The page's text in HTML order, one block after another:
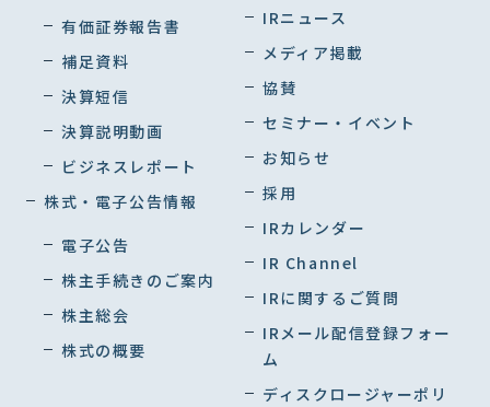
有価証券報告書
補足資料
決算短信
決算説明動画
ビジネスレポート
株式・電子公告情報
電子公告
株主手続きのご案内
株主総会
株式の概要
IRニュース
メディア掲載
協賛
セミナー・イベント
お知らせ
採用
IRカレンダー
IR Channel
IRに関するご質問
IRメール配信登録フォー
ム
ディスクロージャーポリ